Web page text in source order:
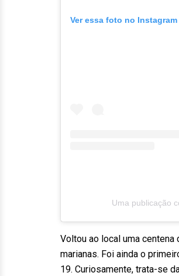
Ver essa foto no Instagram
Uma publicação
Voltou ao local uma
marianas. Foi ainda o
19. Curiosamente, trata-se